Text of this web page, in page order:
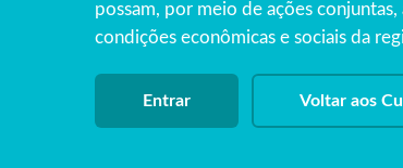
possam, por meio de ações
condições econômicas e sociais da
Entrar Voltar aos